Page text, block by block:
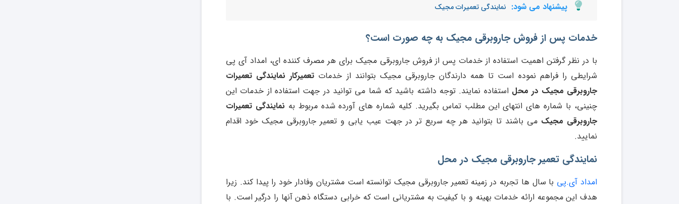
پیشنهاد می شود: نمایندگی تعمیرات مجیک
خدمات پس از فروش جاروبرقی مجیک به چه صورت است؟
با در نظر گرفتن اهمیت استفاده از خدمات پس از فروش جاروبرقی مجیک برای هر مصرف کننده ای، امداد آی پی
شرایطی را فراهم نموده است تا همه دارندگان جاروبرقی مجیک بتوانند از خدمات تعمیرکار نمایندگی تعمیرات
جاروبرقی مجیک در محل استفاده نمایند. توجه داشته باشید که شما می توانید در جهت استفاده از خدمات این
چنینی، با شماره های انتهای این مطلب تماس بگیرید. کلیه شماره های آورده شده مربوط به نمایندگی تعمیرات
جاروبرقی مجیک می باشند تا بتوانید هر چه سریع تر در جهت عیب یابی و تعمیر جاروبرقی مجیک خود اقدام
نمایید.
نمایندگی تعمیر جاروبرقی مجیک در محل
امداد آی.پی با سال ها تجربه در زمینه تعمیر جاروبرقی مجیک توانسته است مشتریان وفادار خود را پیدا کند. زیرا
هدف این مجموعه ارائه خدمات بهینه و با کیفیت به مشتریانی است که خرابی دستگاه ذهن آنها را درگیر است. با